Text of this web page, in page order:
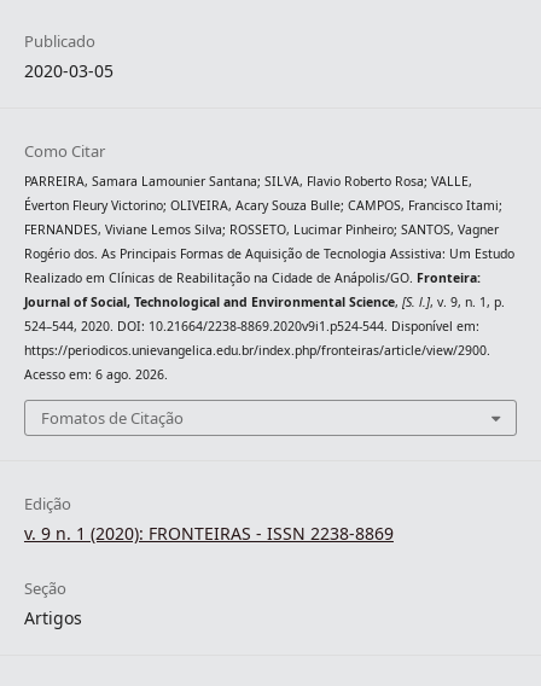
Publicado
2020-03-05
Como Citar
PARREIRA, Samara Lamounier Santana; SILVA, Flavio Roberto Rosa; VALLE,
Éverton Fleury Victorino; OLIVEIRA, Acary Souza Bulle; CAMPOS, Francisco Itami;
FERNANDES, Viviane Lemos Silva; ROSSETO, Lucimar Pinheiro; SANTOS, Vagner
Rogério dos. As Principais Formas de Aquisição de Tecnologia Assistiva: Um Estudo
Realizado em Clínicas de Reabilitação na Cidade de Anápolis/GO. Fronteira:
Journal of Social, Technological and Environmental Science, [S. l.], v. 9, n. 1, p.
524–544, 2020. DOI: 10.21664/2238-8869.2020v9i1.p524-544. Disponível em:
https://periodicos.unievangelica.edu.br/index.php/fronteiras/article/view/2900.
Acesso em: 6 ago. 2026.
Fomatos de Citação
Edição
v. 9 n. 1 (2020): FRONTEIRAS - ISSN 2238-8869
Seção
Artigos